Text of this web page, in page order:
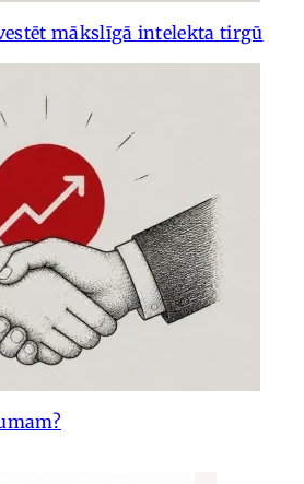
mākslīgā intelekta tirgū